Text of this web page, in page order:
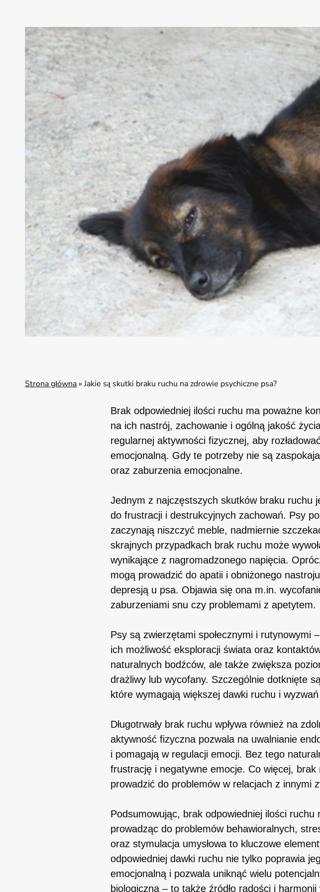
Strona główna »Jakie są skutki braku ruchu na zdrowie psychiczne psa?
Brak odpowiedniej ilości ruchu ma poważne
na ich nastrój, zachowanie i ogólną jakość
regularnej aktywności fizycznej, aby
emocjonalną. Gdy te potrzeby nie są
oraz zaburzenia emocjonalne.
Jednym z najczęstszych skutków braku ruchu
do frustracji i destrukcyjnych zachowań. Psy
zaczynają niszczyć meble, nadmiernie
skrajnych przypadkach brak ruchu może
wynikające z nagromadzonego napięcia.
mogą prowadzić do apatii i obniżonego
depresją u psa. Objawia się ona m.in.
zaburzeniami snu czy problemami z apetytem.
Psy są zwierzętami społecznymi i
ich możliwość eksploracji świata oraz
naturalnych bodźców, ale także zwiększa
drażliwy lub wycofany. Szczególnie dotknięte
które wymagają większej dawki ruchu i
Długotrwały brak ruchu wpływa również na
aktywność fizyczna pozwala na uwalnianie
i pomagają w regulacji emocji. Bez tego
frustrację i negatywne emocje. Co więcej,
prowadzić do problemów w relacjach z innymi
Podsumowując, brak odpowiedniej ilości ruchu
prowadząc do problemów behawioralnych,
oraz stymulacja umysłowa to kluczowe
odpowiedniej dawki ruchu nie tylko poprawia
emocjonalną i pozwala uniknąć wielu
biologiczna – to także źródło radości i